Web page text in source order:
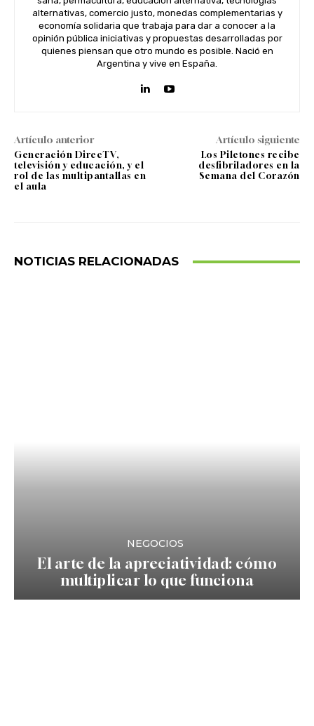
alternativas, comercio justo, monedas complementarias y
economía solidaria que trabaja para dar a conocer a la
opinión pública iniciativas y propuestas desarrolladas por
quienes piensan que otro mundo es posible. Nació en
Argentina y vive en España.
Artículo anterior
Generación DirecTV,
televisión y educación, y el
rol de las multipantallas en
el aula
Artículo siguiente
Los Piletones recibe
desfibriladores en la
Semana del Corazón
NOTICIAS RELACIONADAS
NEGOCIOS
El arte de la apreciatividad: cómo
multiplicar lo que funciona